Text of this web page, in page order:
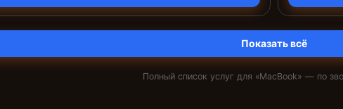
Показать всё
Полный список услуг для «MacBook» — по